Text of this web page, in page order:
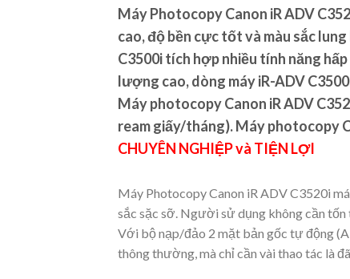
Máy Photocopy Canon iR ADV
cao, độ bền cực tốt và màu sắc
C3500i tích hợp nhiều tính năng
lượng cao, dòng máy iR-ADV
Máy photocopy Canon iR ADV
ream giấy/tháng). Máy photocopy
CHUYÊN NGHIỆP và TIỆN LỢI
Máy Photocopy Canon iR ADV C3520i
sắc sặc sỡ. Người sử dụng không cần
Với bộ nạp/đảo 2 mặt bản gốc tự động
thông thường, mà chỉ cần vài thao tác là